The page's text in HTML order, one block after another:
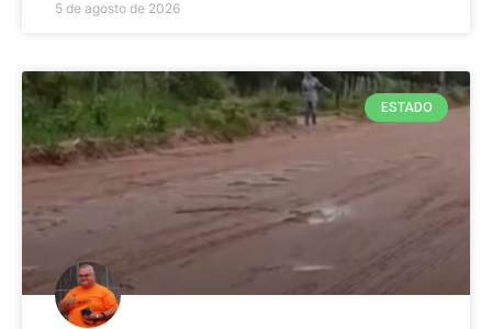
5 de agosto de 2026
ESTADO